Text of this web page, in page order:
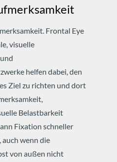
Frontal Eye
visuelle
helfen dabei, den
Ziel zu richten und dort
Belastbarkeit
Fixation schneller
wenn die
von außen nicht